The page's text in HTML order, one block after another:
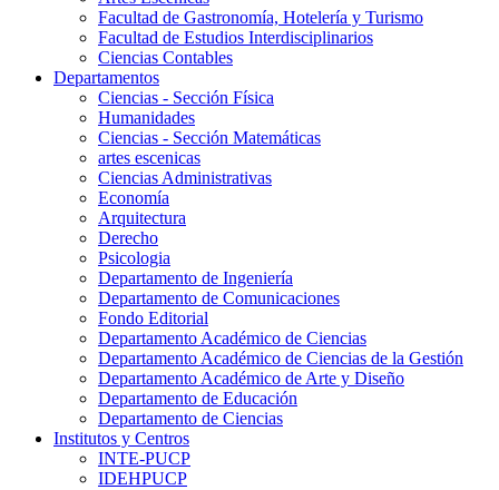
Facultad de Gastronomía, Hotelería y Turismo
Facultad de Estudios Interdisciplinarios
Ciencias Contables
Departamentos
Ciencias - Sección Física
Humanidades
Ciencias - Sección Matemáticas
artes escenicas
Ciencias Administrativas
Economía
Arquitectura
Derecho
Psicologia
Departamento de Ingeniería
Departamento de Comunicaciones
Fondo Editorial
Departamento Académico de Ciencias
Departamento Académico de Ciencias de la Gestión
Departamento Académico de Arte y Diseño
Departamento de Educación
Departamento de Ciencias
Institutos y Centros
INTE-PUCP
IDEHPUCP